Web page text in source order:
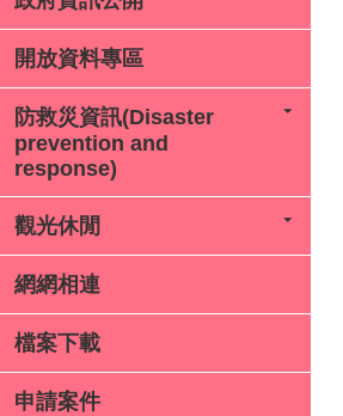
開放資料專區
防救災資訊(Disaster
prevention and
response)
觀光休閒
網網相連
檔案下載
申請案件